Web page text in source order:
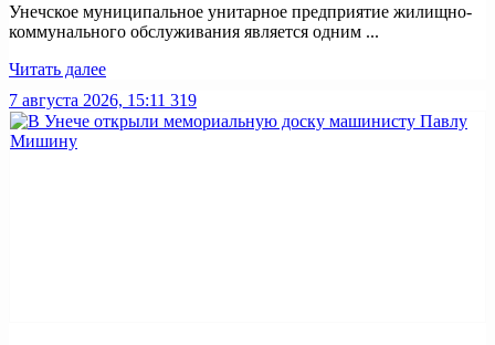
Унечское муниципальное унитарное предприятие жилищно-
коммунального обслуживания является одним ...
Читать далее
7 августа 2026, 15:11 319